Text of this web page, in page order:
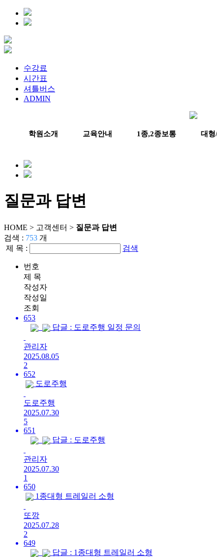
수강료
시간표
셔틀버스
ADMIN
학원소개 교육안내 1종,2종보통 대형
질문과 답변
HOME > 고객센터 > 질문과 답변
검색 : 753 개
제 목 :
검색
번호
제 목
작성자
작성일
조회
653
답글 : 도로주행 일정 문의
관리자
2025.08.05
2
652
도로주행
도로주행
2025.07.30
5
651
답글 : 도로주행
관리자
2025.07.30
1
650
1종대형 트레일러 소형
또깡
2025.07.28
2
649
답글 : 1종대형 트레일러 소형